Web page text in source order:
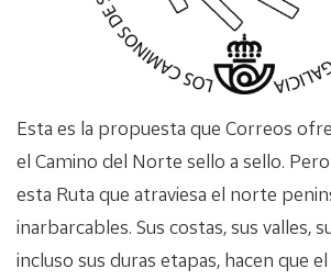
Esta es la propuesta que Correos
el Camino del Norte sello a sello.
esta Ruta que atraviesa el norte
inarbarcables. Sus costas, sus valles,
incluso sus duras etapas, hacen que